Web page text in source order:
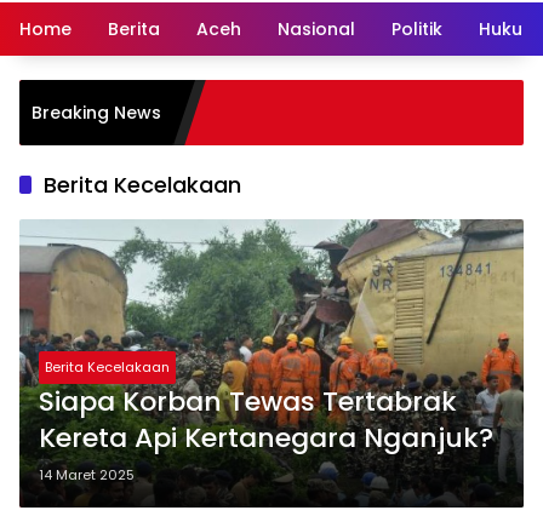
Home Berita Aceh Nasional Politik
Breaking News
Berita Kecelakaan
Berita Kecelakaan
Siapa Korban Tewas Tertabrak
Kereta Api Kertanegara Nganjuk?
14 Maret 2025